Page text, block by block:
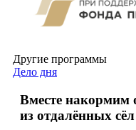
Другие программы
Дело дня
Вместе
из отдалённых